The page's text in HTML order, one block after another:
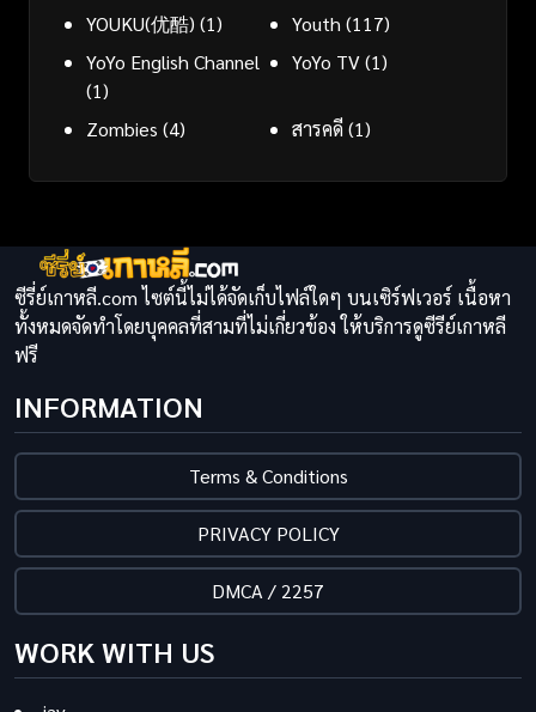
YOUKU(优酷) (1) Youth (117)
YoYo English Channel
(1)
YoYo TV(1)
Zombies (4) สารคดี(1)
ซีรี่ย์เกาหลี.com ไซต์นี้ไม่ได้จัดเก็บไฟล์ใดๆ บนเซิร์ฟเวอร์ เนื้อหา
ทั้งหมดจัดทำโดยบุคคลที่สามที่ไม่เกี่ยวข้อง ให้บริการดูซีรีย์เกาหลี
ฟรี
INFORMATION
Terms & Conditions
PRIVACY POLICY
DMCA / 2257
WORK WITH US